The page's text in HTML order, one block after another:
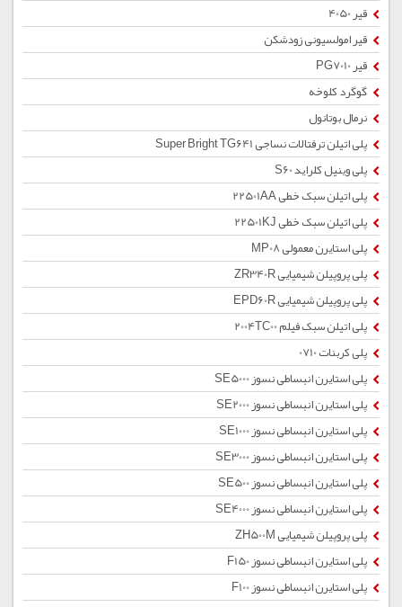
قیر 4050
قیر امولسیونی زودشکن
قیر PG7010
گوگرد کلوخه
نرمال بوتانول
پلی اتیلن ترفتالات نساجی Super Bright TG641
پلی وینیل کلراید S60
پلی اتیلن سبک خطی 22501AA
پلی اتیلن سبک خطی 22501KJ
پلی استایرن معمولی MP08
پلی پروپیلن شیمیایی ZR340R
پلی پروپیلن شیمیایی EPD60R
پلی اتیلن سبک فیلم 2004TC00
پلی کربنات 0710
پلی استایرن انبساطی نسوز SE5000
پلی استایرن انبساطی نسوز SE2000
پلی استایرن انبساطی نسوز SE1000
پلی استایرن انبساطی نسوز SE3000
پلی استایرن انبساطی نسوز SE500
پلی استایرن انبساطی نسوز SE4000
پلی پروپیلن شیمیایی ZH500M
پلی استایرن انبساطی نسوز F150
پلی استایرن انبساطی نسوز F100